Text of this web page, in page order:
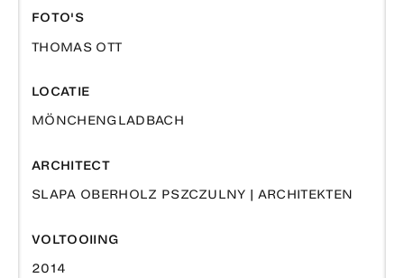
FOTO'S
THOMAS OTT
LOCATIE
MÖNCHENGLADBACH
ARCHITECT
SLAPA OBERHOLZ PSZCZULNY | ARCHITEKTEN
VOLTOOIING
2014